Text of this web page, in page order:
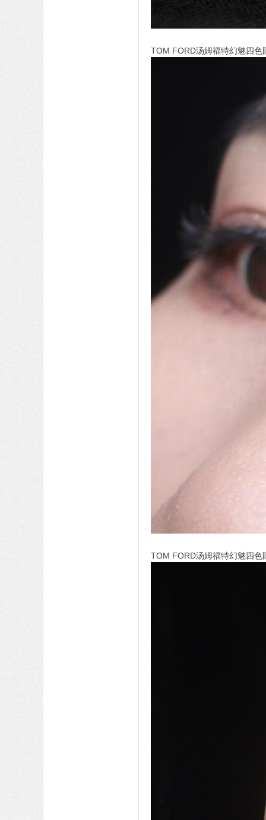
TOM FORD汤姆福特幻魅四色
TOM FORD汤姆福特幻魅四色